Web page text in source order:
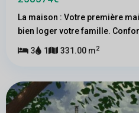
La maison : Votre première
bien loger votre famille.
3 1 331.00 m2